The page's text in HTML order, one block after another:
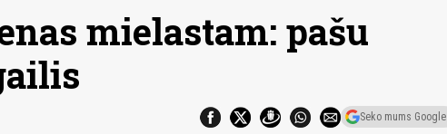
mielastam: pašu
Seko mums Google